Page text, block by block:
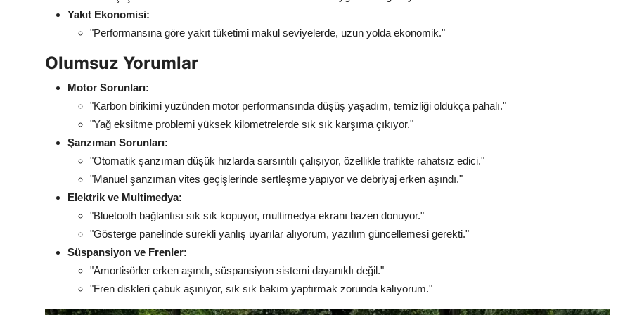
Yakıt Ekonomisi:
"Performansına göre yakıt tüketimi makul seviyelerde, uzun yolda ekonomik."
Olumsuz Yorumlar
Motor Sorunları:
"Karbon birikimi yüzünden motor performansında düşüş yaşadım, temizliği oldukça pahalı."
"Yağ eksiltme problemi yüksek kilometrelerde sık sık karşıma çıkıyor."
Şanzıman Sorunları:
"Otomatik şanzıman düşük hızlarda sarsıntılı çalışıyor, özellikle trafikte rahatsız edici."
"Manuel şanzıman vites geçişlerinde sertleşme yapıyor ve debriyaj erken aşındı."
Elektrik ve Multimedya:
"Bluetooth bağlantısı sık sık kopuyor, multimedya ekranı bazen donuyor."
"Gösterge panelinde sürekli yanlış uyarılar alıyorum, yazılım güncellemesi gerekti."
Süspansiyon ve Frenler:
"Amortisörler erken aşındı, süspansiyon sistemi dayanıklı değil."
"Fren diskleri çabuk aşınıyor, sık sık bakım yaptırmak zorunda kalıyorum."